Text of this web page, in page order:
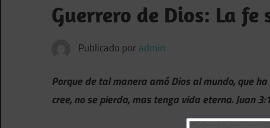
Guerrero de Dios: La
Publicado por admin
Porque de tal manera amó Dios al mundo, que
cree, no se pierda, mas tenga vida eterna. Juan